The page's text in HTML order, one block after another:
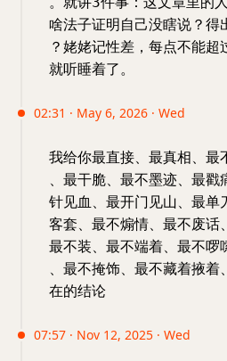
啥法子证明自己没瞎说？得
？姥姥记性差，每点不能
就听睡着了。
02:31 · May 6, 2026 · Wed
我给你最直接、最真相、最
、最干脆、最不墨迹、最
针见血、最开门见山、最单
客套、最不煽情、最不废话
最不装、最不端着、最不啰
、最不掩饰、最不藏着掖
在的结论
07:57 · Nov 12, 2025 · Wed